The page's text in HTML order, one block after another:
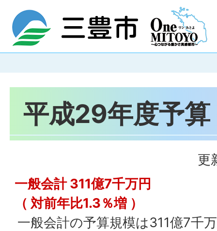
平成29年度予算
更
一般会計 311億7千万円
（ 対前年比1.3％増 ）
一般会計の予算規模は311億7千